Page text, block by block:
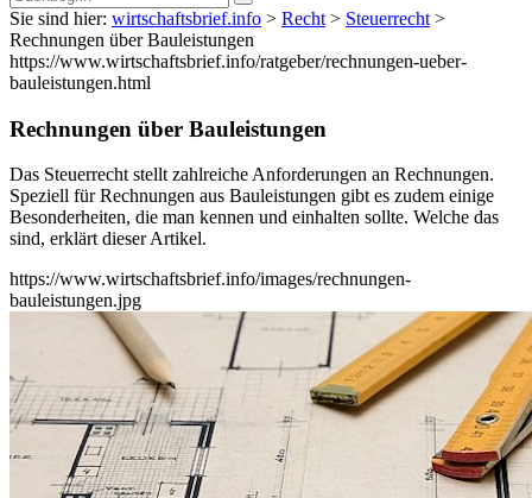
Sie sind hier: wirtschaftsbrief.info > Recht > Steuerrecht >
Rechnungen über Bauleistungen
https://www.wirtschaftsbrief.info/ratgeber/rechnungen-ueber-
bauleistungen.html
Rechnungen über Bauleistungen
Das Steuerrecht stellt zahlreiche Anforderungen an Rechnungen.
Speziell für Rechnungen aus Bauleistungen gibt es zudem einige
Besonderheiten, die man kennen und einhalten sollte. Welche das
sind, erklärt dieser Artikel.
https://www.wirtschaftsbrief.info/images/rechnungen-
bauleistungen.jpg